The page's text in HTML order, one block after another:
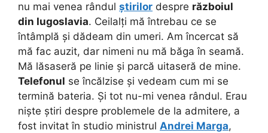
nu mai venea rândul știrilor despre războiul
din Iugoslavia. Ceilalți mă întrebau ce se
întâmplă și dădeam din umeri. Am încercat să
mă fac auzit, dar nimeni nu mă băga în seamă.
Mă lăsaseră pe linie și parcă uitaseră de mine.
Telefonul se încălzise și vedeam cum mi se
termină bateria. Și tot nu-mi venea rândul. Erau
niște știri despre problemele de la admitere, a
fost invitat în studio ministrul Andrei Marga,